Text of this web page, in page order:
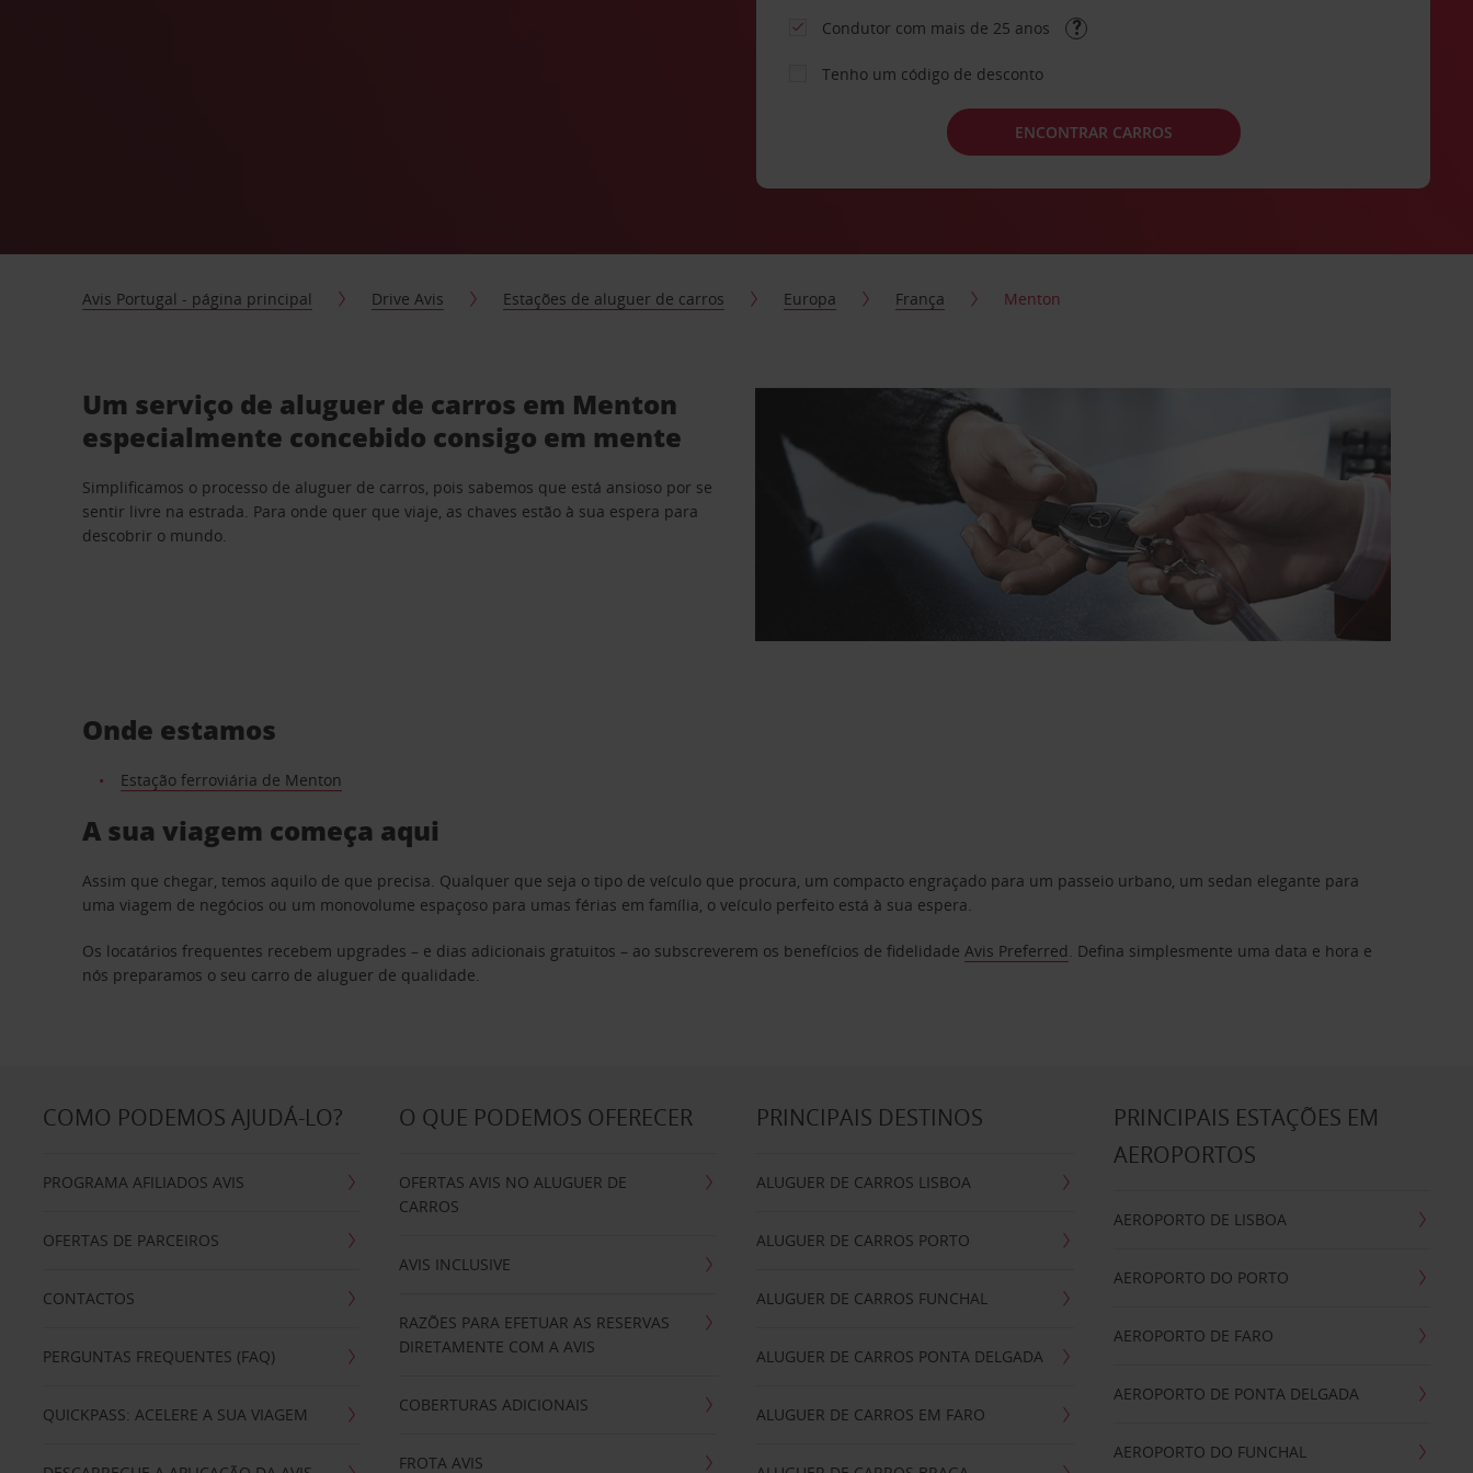
Condutor com mais de 25 anos
Tenho um código de desconto
ENCONTRAR CARROS
Avis Portugal - página principal Drive Avis Estações de aluguer de carros Europa França Menton
Um serviço de aluguer de carros em Menton
especialmente concebido consigo em mente
Simplificamos o processo de aluguer de carros, pois sabemos que está ansioso por se
sentir livre na estrada. Para onde quer que viaje, as chaves estão à sua espera para
descobrir o mundo.
Onde estamos
Estação ferroviária de Menton
A sua viagem começa aqui
Assim que chegar, temos aquilo de que precisa. Qualquer que seja o tipo de veículo que procura, um compacto engraçado para um passeio urbano, um sedan elegante para
uma viagem de negócios ou um monovolume espaçoso para umas férias em família, o veículo perfeito está à sua espera.
Os locatários frequentes recebem upgrades – e dias adicionais gratuitos – ao subscreverem os benefícios de fidelidadeAvis Preferred. Defina simplesmente uma data e hora e
nós preparamos o seu carro de aluguer de qualidade.
COMO PODEMOS AJUDÁ-LO?
PROGRAMA AFILIADOS AVIS
OFERTAS DE PARCEIROS
CONTACTOS
PERGUNTAS FREQUENTES (FAQ)
QUICKPASS: ACELERE A SUA VIAGEM
O QUE PODEMOS OFERECER
OFERTAS AVIS NO ALUGUER DE
CARROS
AVIS INCLUSIVE
RAZÕES PARA EFETUAR AS RESERVAS
DIRETAMENTE COM A AVIS
COBERTURAS ADICIONAIS
FROTA AVIS
PRINCIPAIS DESTINOS
ALUGUER DE CARROS LISBOA
ALUGUER DE CARROS PORTO
ALUGUER DE CARROS FUNCHAL
ALUGUER DE CARROS PONTA DELGADA
ALUGUER DE CARROS EM FARO
PRINCIPAIS ESTAÇÕES EM
AEROPORTOS
AEROPORTO DE LISBOA
AEROPORTO DO PORTO
AEROPORTO DE FARO
AEROPORTO DE PONTA DELGADA
AEROPORTO DO FUNCHAL